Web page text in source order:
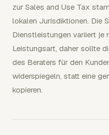
zur Sales and Use Tax
lokalen Jurisdiktionen. Die
Dienstleistungen variiert je
Leistungsart, daher sollte
des Beraters für den
widerspiegeln, statt eine
kopieren.